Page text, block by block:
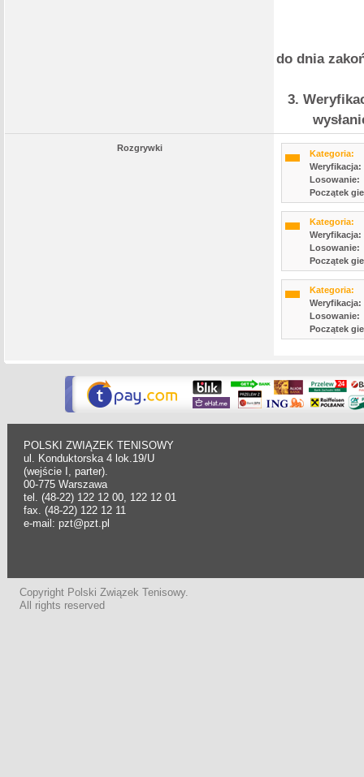
do dnia
3.
Rozgrywki
Kategoria:
Weryfikacja:
Losowanie:
Początek
Kategoria:
Weryfikacja:
Losowanie:
Początek
Kategoria:
Weryfikacja:
Losowanie:
Początek
POLSKI ZWIĄZEK TENISOWY
ul. Konduktorska 4 lok.19/U
(wejście I, parter).
00-775 Warszawa
tel. (48-22) 122 12 00, 122 12 01
fax. (48-22) 122 12 11
e-mail: pzt@pzt.pl
Copyright Polski Związek Tenisowy.
All rights reserved